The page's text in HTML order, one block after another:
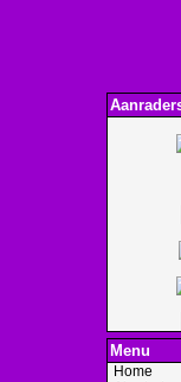
Menu
Home